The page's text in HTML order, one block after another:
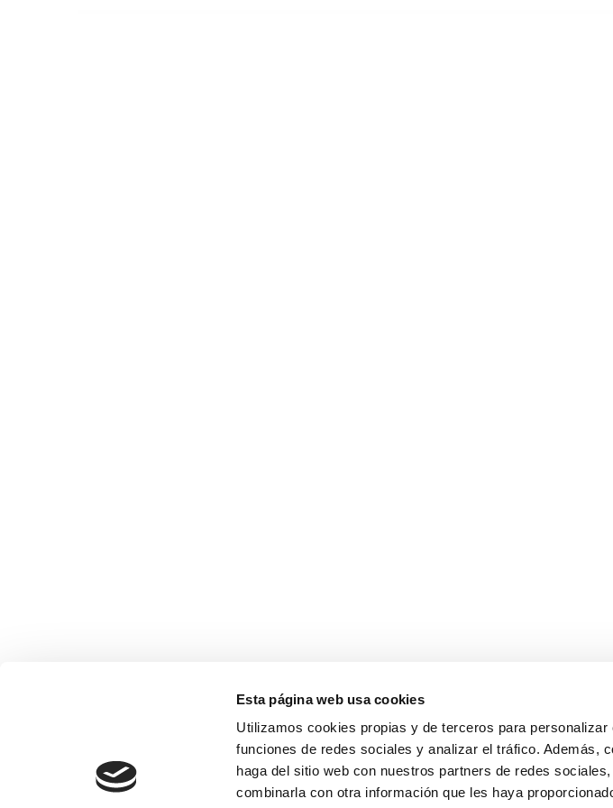
Esta página web usa cookies
Utilizamos cookies propias y de terceros para
funciones de redes sociales y analizar el tráfico. Además,
haga del sitio web con nuestros partners de redes
combinarla con otra información que les haya